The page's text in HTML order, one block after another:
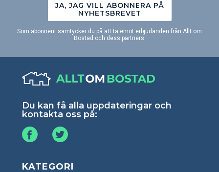
JA, JAG VILL ABONNERA PÅ
NYHETSBREVET
Som abonnent samtycker du på att ta emot erbjudanden från Allt om
Bostad och dess partners.
Du kan få alla uppdateringar och
kontakta oss på:
KATEGORI